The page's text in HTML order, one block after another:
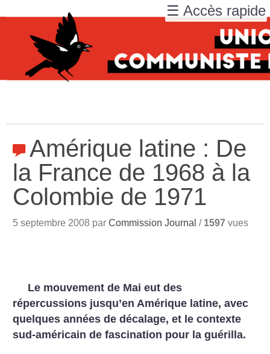
Amérique latine : De
la France de 1968 à la
Colombie de 1971
5 septembre 2008 parCommission Journal / 1597 vues
Le mouvement de Mai eut des
répercussions jusqu’en Amérique latine, avec
quelques années de décalage, et le contexte
sud-américain de fascination pour la guérilla.
☰ Accès rapide